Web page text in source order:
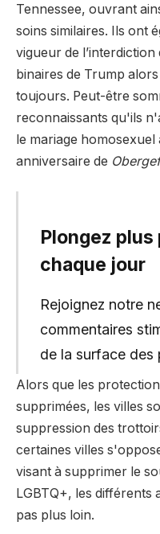
Tennessee, ouvrant
soins similaires. Ils ont
vigueur de
binaires de Trump alors
toujours. Peut-être
reconnaissants qu'ils
le mariage
anniversaire de
Plongez
chaque jour
Rejoignez notre
commentaires
de la surface des
Alors que les
supprimées, les villes
suppression des
certaines villes
visant à supprimer le
LGBTQ+, les
pas plus loin.